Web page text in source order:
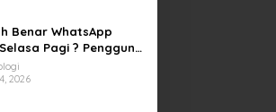
Benar WhatsApp
Pagi ? Pengguna
Kirim Gambar dan
Sejumlah Wilayah
2026